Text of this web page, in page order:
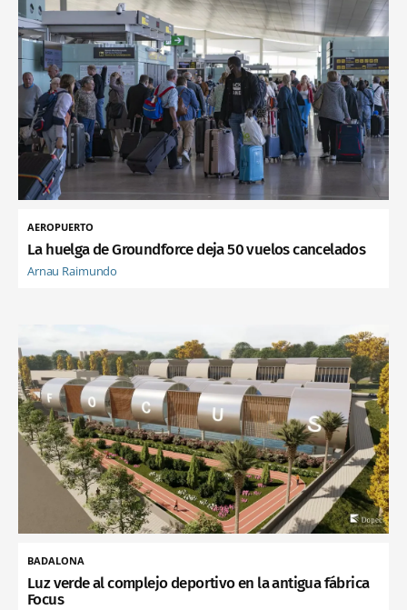
AEROPUERTO
La huelga de Groundforce deja 50 vuelos cancelados
Arnau Raimundo
BADALONA
Luz verde al complejo deportivo en la antigua fábrica
Focus